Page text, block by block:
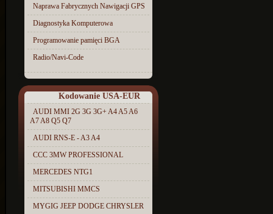
Naprawa Fabrycznych Nawigacji GPS
Diagnostyka Komputerowa
Programowanie pamięci BGA
Radio/Navi-Code
Kodowanie USA-EUR
AUDI MMI 2G 3G 3G+ A4 A5 A6
A7 A8 Q5 Q7
AUDI RNS-E - A3 A4
CCC 3MW PROFESSIONAL
MERCEDES NTG1
MITSUBISHI MMCS
MYGIG JEEP DODGE CHRYSLER